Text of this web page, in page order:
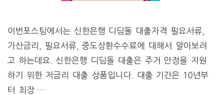
이번포스팅에서는 신한은행 디딤돌 대출자격 필요서류,
가산금리, 필요서류, 중도상환수수료에 대해서 알아보려
고 하는데요. 신한은행 디딤돌 대출은 주거 안정을 지원
하기 위한 저금리 대출 상품입니다. 대출 기간은 10년부
터 최장 …